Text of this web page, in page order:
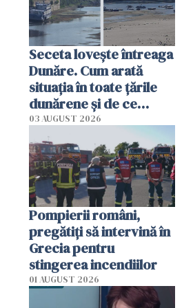
Seceta lovește întreaga
Dunăre. Cum arată
situația în toate țările
dunărene și de ce
România resimte
efectele, deși a plouat
în iulie
03 AUGUST 2026
Pompierii români,
pregătiţi să intervină în
Grecia pentru
stingerea incendiilor
01 AUGUST 2026